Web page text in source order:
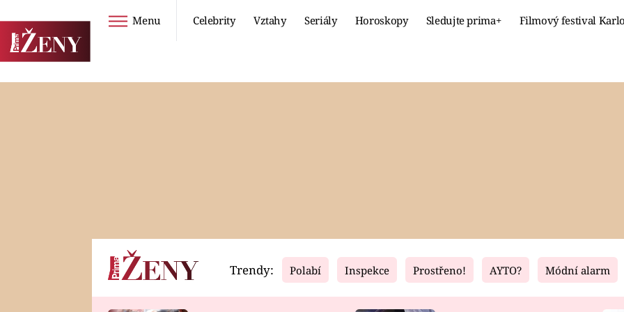
Menu Celebrity Vztahy Seriály Horoskopy Sledujte prima+ Filmový festival
Horoskopy Video Fresh Living
Trendy: Polabí Inspekce Prostřeno! AYTO? Módní alarm